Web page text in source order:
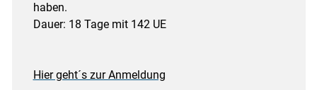
haben.
Dauer: 18 Tage mit 142 UE
Hier geht´s zur Anmeldung